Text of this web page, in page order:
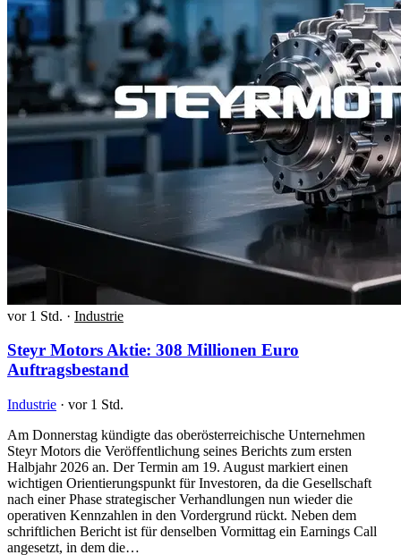
vor 1 Std. · Industrie
Steyr Motors Aktie: 308 Millionen Euro
Auftragsbestand
Industrie · vor 1 Std.
Am Donnerstag kündigte das oberösterreichische Unternehmen
Steyr Motors die Veröffentlichung seines Berichts zum ersten
Halbjahr 2026 an. Der Termin am 19. August markiert einen
wichtigen Orientierungspunkt für Investoren, da die Gesellschaft
nach einer Phase strategischer Verhandlungen nun wieder die
operativen Kennzahlen in den Vordergrund rückt. Neben dem
schriftlichen Bericht ist für denselben Vormittag ein Earnings Call
angesetzt, in dem die…